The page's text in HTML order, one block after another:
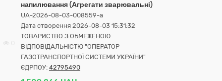
напилювання (Агрегати зварювальні)
UA-2026-08-03-008559-a
Дата створення 2026-08-03 15:31:32
ТОВАРИСТВО З ОБМЕЖЕНОЮ
ВІДПОВІДАЛЬНІСТЮ "ОПЕРАТОР
ГАЗОТРАНСПОРТНОЇ СИСТЕМИ УКРАЇНИ"
ЄДРПОУ: 42795490